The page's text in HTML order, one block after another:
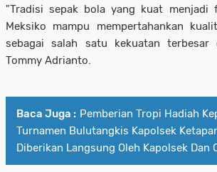
"Tradisi sepak bola yang kuat menjadi
Meksiko mampu mempertahankan
sebagai salah satu kekuatan terbesar
Tommy Adrianto.
Baca Juga : Pemberian Tropi Hadiah
Turnamen Bulutangkis Kapolsek
Diberikan Langsung Oleh Kapolsek Dan